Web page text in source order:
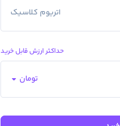
اتریوم کلاسیک
حداکثر ارزش قابل خرید
تومان